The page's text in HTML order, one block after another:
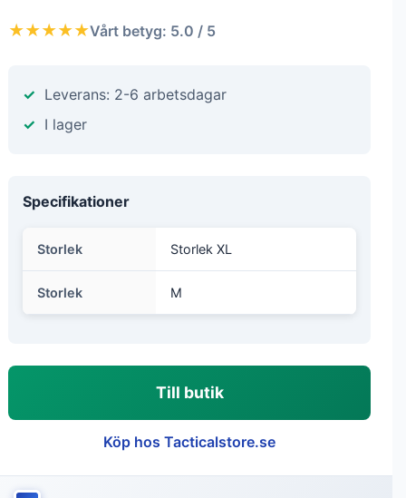
★★★★★Vårt betyg: 5.0 / 5
Leverans: 2-6 arbetsdagar
I lager
Specifikationer
Storlek Storlek XL
Storlek M
Till butik
Köp hos Tacticalstore.se